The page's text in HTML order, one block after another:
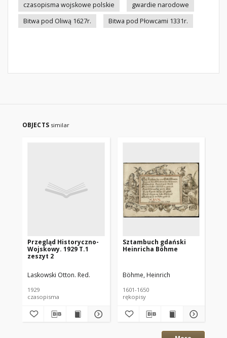
czasopisma wojskowe polskie
gwardie narodowe
Bitwa pod Oliwą 1627r.
Bitwa pod Płowcami 1331r.
OBJECTS similar
Przegląd Historyczno-
Wojskowy. 1929 T.1
zeszyt 2
Laskowski Otton. Red.
1929
czasopisma
Sztambuch gdański
Heinricha Böhme
Böhme, Heinrich
1601-1650
rękopisy